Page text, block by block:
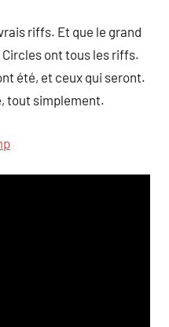
riffs. Et que le grand
ont tous les riffs.
été, et ceux qui seront.
tout simplement.